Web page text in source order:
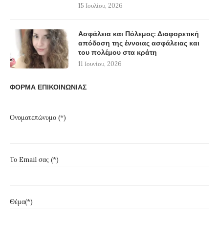
15 Ιουλίου, 2026
Ασφάλεια και Πόλεμος: Διαφορετική
απόδοση της έννοιας ασφάλειας και
του πολέμου στα κράτη
11 Ιουνίου, 2026
ΦΟΡΜΑ ΕΠΙΚΟΙΝΩΝΙΑΣ
Ονοματεπώνυμο (*)
Το Email σας (*)
Θέμα(*)